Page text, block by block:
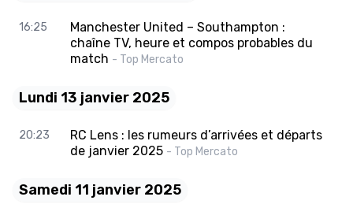
16:25
Manchester United – Southampton :
chaîne TV, heure et compos probables du
match - Top Mercato
Lundi 13 janvier 2025
20:23
RC Lens : les rumeurs d’arrivées et départs
de janvier 2025 - Top Mercato
Samedi 11 janvier 2025